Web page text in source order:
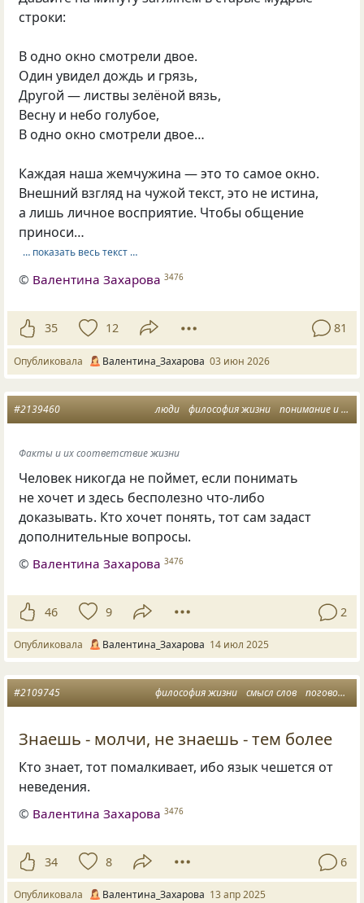
строки:
В одно окно смотрели двое.
Один увидел дождь и грязь,
Другой — листвы зелёной вязь,
Весну и небо голубое,
В одно окно смотрели двое…
Каждая наша жемчужина — это то самое окно.
Внешний взгляд на чужой текст, это не истина,
а лишь личное восприятие. Чтобы общение
приноси…
… показать весь текст …
© Валентина Захарова 3476
35 12 81
Опубликовала Валентина_Захарова 03 июн 2026
люди философия жизни понимание и непонимание
#2139460
Факты и их соответствие жизни
Человек никогда не поймет, если понимать
не хочет и здесь бесполезно что-либо
доказывать. Кто хочет понять, тот сам задаст
дополнительные вопросы.
© Валентина Захарова 3476
46 9 2
Опубликовала Валентина_Захарова 14 июл 2025
философия жизни смысл слов поговорка о жизни
#2109745
Знаешь - молчи, не знаешь - тем более
Кто знает, тот помалкивает, ибо язык чешется от
неведения.
© Валентина Захарова 3476
34 8 6
Опубликовала Валентина_Захарова 13 апр 2025